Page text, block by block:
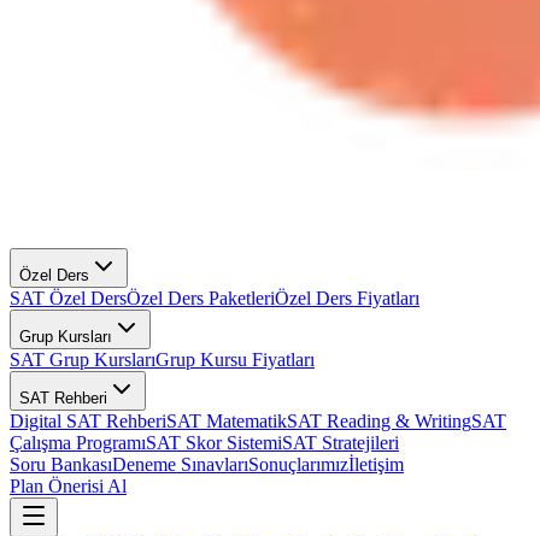
Özel Ders
SAT Özel DersÖzel Ders PaketleriÖzel Ders Fiyatları
Grup Kursları
SAT Grup KurslarıGrup Kursu Fiyatları
SAT Rehberi
Digital SAT RehberiSAT MatematikSAT Reading & WritingSAT
Çalışma ProgramıSAT Skor SistemiSAT Stratejileri
Soru BankasıDeneme SınavlarıSonuçlarımızİletişim
Plan Önerisi Al